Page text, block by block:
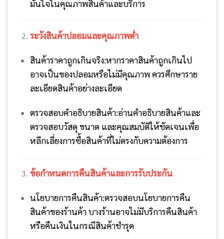
มั่นใจในคุณภาพสินค้าและบริการ
ระวังสินค้าปลอมและคุณภาพต่ำ
สินค้าราคาถูกเกินจริง:หากราคาสินค้าถูกเกินไป
อาจเป็นของปลอมหรือไม่มีคุณภาพ ควรศึกษาราย
ละเอียดสินค้าอย่างละเอียด
ตรวจสอบคำอธิบายสินค้า:อ่านคำอธิบายสินค้าและ
ตรวจสอบวัสดุ ขนาด และคุณสมบัติให้ชัดเจนเพื่อ
หลีกเลี่ยงการซื้อสินค้าที่ไม่ตรงกับความต้องการ
ข้อกำหนดการคืนสินค้าและการรับประกัน
นโยบายการคืนสินค้า:ตรวจสอบนโยบายการคืน
สินค้าของร้านค้า บางร้านอาจไม่มีบริการคืนสินค้า
หรือคืนเงินในกรณีสินค้าชำรุด